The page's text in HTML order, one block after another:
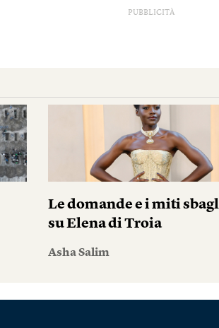
PUBBLICITÀ
Le domande e i miti
su Elena di Troia
Asha Salim